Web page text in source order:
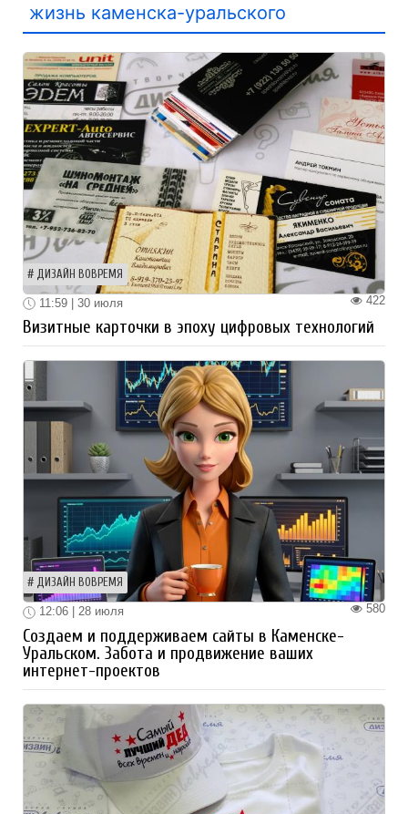
жизнь каменска-уральского
ДИЗАЙН ВОВРЕМЯ
422
11:59 | 30 июля
Визитные карточки в эпоху цифровых технологий
ДИЗАЙН ВОВРЕМЯ
580
12:06 | 28 июля
Создаем и поддерживаем сайты в Каменске-
Уральском. Забота и продвижение ваших
интернет-проектов